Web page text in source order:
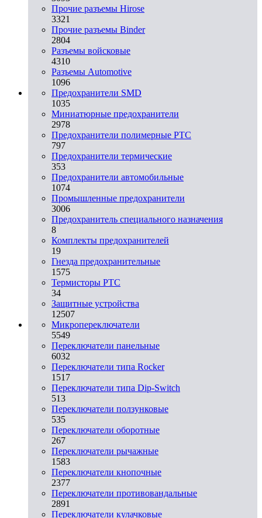
Прочие разъемы Hirose
3321
Прочие разъемы Binder
2804
Разъемы войсковые
4310
Разъeмы Automotive
1096
Предохранители SMD
1035
Миниатюрные предохранители
2978
Предохранители полимерные PTC
797
Предохранители термические
353
Предохранители автомобильные
1074
Промышленные предохранители
3006
Предохранитель специального назначения
8
Комплекты предохранителей
19
Гнезда предохранительные
1575
Термисторы PTC
34
Защитные устройства
12507
Микропереключатели
5549
Переключатели панельные
6032
Переключатели типа Rocker
1517
Переключатели типа Dip-Switch
513
Переключатели ползунковые
535
Переключатели оборотные
267
Переключатели рычажные
1583
Переключатели кнопочные
2377
Переключатели противовандальные
2891
Переключатели кулачковые